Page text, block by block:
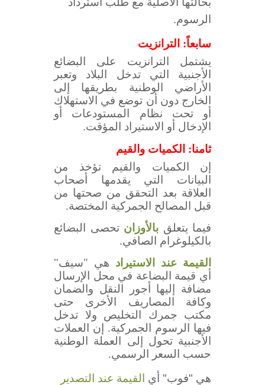
الرسوم.
سابعاً: الترانزيت
يشتمل الترانزيت على البضائع
الأجنبية التي تدخل البلاد وتعبر
الأراضي الوطنية بطريقها إلى
الخارج دون أن توضع في الاستهلاك
أو تحت نظام المستودعات أو
الإدخال أو الاستيراد المؤقت.
ثامنا: الكميات والقيم
إن الكميات والقيم تؤخذ من
البيانات التي يقدمها أصحاب
العلاقة بعد التحقق من صحتها من
قبل المصالح الجمركية المختصة.
فيما يتعلق بالأوزان تحصى البضائع
بالكيلوغرام الصافي.
القيمة عند الاستيراد هي "سيف"
أي قيمة البضاعة في محل الإرسال
مضافة إليها أجور النقل والضمان
وكافة المصاريف الأخرى حتى
مكتب جمرك التخليص ولا تدخل
فيها الرسوم الجمركية. إن العملات
الأجنبية تحول إلى العملة الوطنية
حسب السعر الرسمي.
القيمة عند التصدير
هي "فوب" أي